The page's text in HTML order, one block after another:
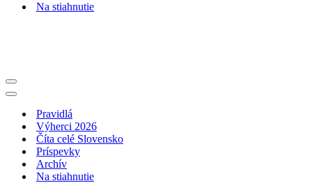
Na stiahnutie
Menu
navigácie
Menu
navigáciePravidlá
Výherci 2026
Číta celé Slovensko
Príspevky
Archív
Na stiahnutie